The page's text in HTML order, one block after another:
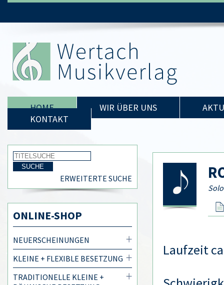
HOME WIR ÜBER UNS
KONTAKT
ERWEITERTE SUCHE
ONLINE-SHOP
NEUERSCHEINUNGEN
KLEINE + FLEXIBLE BESETZUNG
TRADITIONELLE KLEINE +
Laufzeit